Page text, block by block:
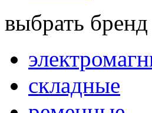
выбрать бренд
складные